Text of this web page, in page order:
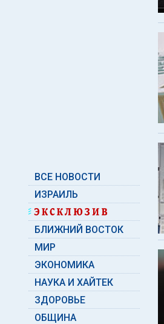
ВСЕ НОВОСТИ
ИЗРАИЛЬ
БЛИЖНИЙ ВОСТОК
МИР
ЭКОНОМИКА
НАУКА И ХАЙТЕК
ЗДОРОВЬЕ
ОБЩИНА